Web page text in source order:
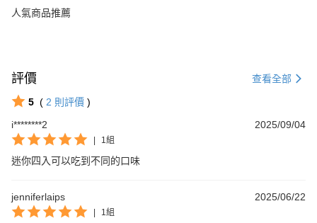
人氣商品推薦
評價 查看全部
5 ( 2 則評價 )
i********2
2025/09/04
| 1組
迷你四入可以吃到不同的口味
jenniferlaips 2025/06/22
| 1組